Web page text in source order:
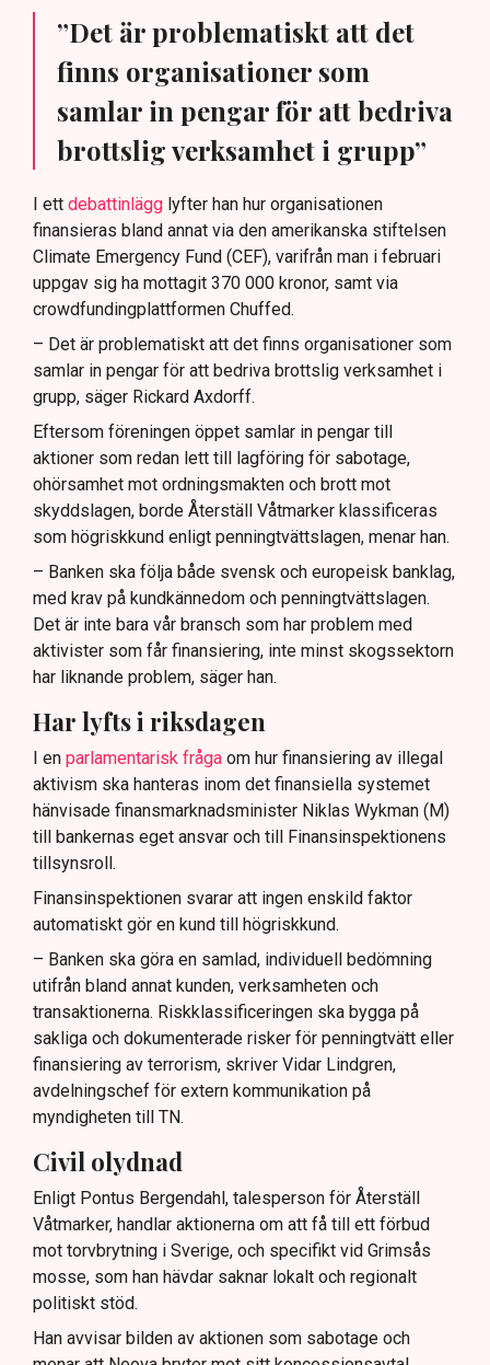
”Det är problematiskt att det
finns organisationer som
samlar in pengar för att bedriva
brottslig verksamhet i grupp”
I ett debattinlägg lyfter han hur organisationen
finansieras bland annat via den amerikanska stiftelsen
Climate Emergency Fund (CEF), varifrån man i februari
uppgav sig ha mottagit 370 000 kronor, samt via
crowdfundingplattformen Chuffed.
– Det är problematiskt att det finns organisationer som
samlar in pengar för att bedriva brottslig verksamhet i
grupp, säger Rickard Axdorff.
Eftersom föreningen öppet samlar in pengar till
aktioner som redan lett till lagföring för sabotage,
ohörsamhet mot ordningsmakten och brott mot
skyddslagen, borde Återställ Våtmarker klassificeras
som högriskkund enligt penningtvättslagen, menar han.
– Banken ska följa både svensk och europeisk banklag,
med krav på kundkännedom och penningtvättslagen.
Det är inte bara vår bransch som har problem med
aktivister som får finansiering, inte minst skogssektorn
har liknande problem, säger han.
Har lyfts i riksdagen
I en parlamentarisk fråga om hur finansiering av illegal
aktivism ska hanteras inom det finansiella systemet
hänvisade finansmarknadsminister Niklas Wykman (M)
till bankernas eget ansvar och till Finansinspektionens
tillsynsroll.
Finansinspektionen svarar att ingen enskild faktor
automatiskt gör en kund till högriskkund.
– Banken ska göra en samlad, individuell bedömning
utifrån bland annat kunden, verksamheten och
transaktionerna. Riskklassificeringen ska bygga på
sakliga och dokumenterade risker för penningtvätt eller
finansiering av terrorism, skriver Vidar Lindgren,
avdelningschef för extern kommunikation på
myndigheten till TN.
Civil olydnad
Enligt Pontus Bergendahl, talesperson för Återställ
Våtmarker, handlar aktionerna om att få till ett förbud
mot torvbrytning i Sverige, och specifikt vid Grimsås
mosse, som han hävdar saknar lokalt och regionalt
politiskt stöd.
Han avvisar bilden av aktionen som sabotage och